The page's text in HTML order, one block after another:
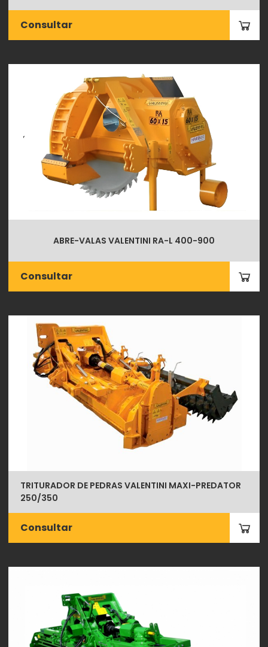
Consultar
ABRE-VALAS VALENTINI RA-L 400-900
Consultar
TRITURADOR DE PEDRAS VALENTINI MAXI-PREDATOR
250/350
Consultar